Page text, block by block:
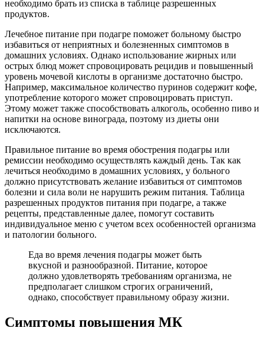
необходимо брать из списка в таблице разрешенных
продуктов.
Лечебное питание при подагре поможет больному быстро
избавиться от неприятных и болезненных симптомов в
домашних условиях. Однако использование жирных или
острых блюд может спровоцировать рецидив и повышенный
уровень мочевой кислоты в организме достаточно быстро.
Например, максимальное количество пуринов содержит кофе,
употребление которого может спровоцировать приступ.
Этому может также способствовать алкоголь, особенно пиво и
напитки на основе винограда, поэтому из диеты они
исключаются.
Правильное питание во время обострения подагры или
ремиссии необходимо осуществлять каждый день. Так как
лечиться необходимо в домашних условиях, у больного
должно присутствовать желание избавиться от симптомов
болезни и сила воли не нарушить режим питания. Таблица
разрешенных продуктов питания при подагре, а также
рецепты, представленные далее, помогут составить
индивидуальное меню с учетом всех особенностей организма
и патологии больного.
Еда во время лечения подагры может быть
вкусной и разнообразной. Питание, которое
должно удовлетворять требованиям организма, не
предполагает слишком строгих ограничений,
однако, способствует правильному образу жизни.
Симптомы повышения МК